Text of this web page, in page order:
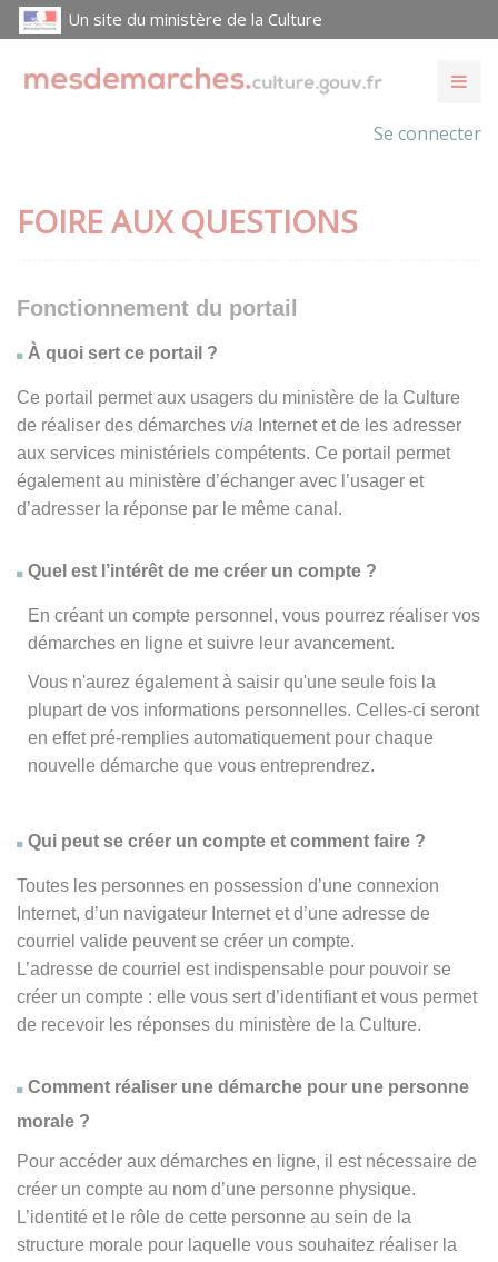
Un site du ministère de la Culture
Se connecter
FOIRE AUX QUESTIONS
Fonctionnement du portail
À quoi sert ce portail ?
Ce portail permet aux usagers du ministère de la Culture
de réaliser des démarches via Internet et de les adresser
aux services ministériels compétents. Ce portail permet
également au ministère d’échanger avec l’usager et
d’adresser la réponse par le même canal.
Quel est l’intérêt de me créer un compte ?
En créant un compte personnel, vous pourrez réaliser vos
démarches en ligne et suivre leur avancement.
Vous n'aurez également à saisir qu'une seule fois la
plupart de vos informations personnelles. Celles-ci seront
en effet pré-remplies automatiquement pour chaque
nouvelle démarche que vous entreprendrez.
Qui peut se créer un compte et comment faire ?
Toutes les personnes en possession d’une connexion
Internet, d’un navigateur Internet et d’une adresse de
courriel valide peuvent se créer un compte.
L’adresse de courriel est indispensable pour pouvoir se
créer un compte : elle vous sert d’identifiant et vous permet
de recevoir les réponses du ministère de la Culture.
Comment réaliser une démarche pour une personne
morale ?
Pour accéder aux démarches en ligne, il est nécessaire de
créer un compte au nom d’une personne physique.
L’identité et le rôle de cette personne au sein de la
structure morale pour laquelle vous souhaitez réaliser la